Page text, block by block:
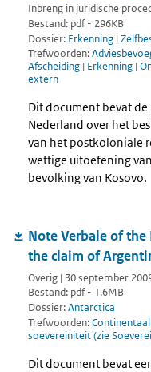
Inbreng in juridische
Bestand: pdf - 296KB
Dossier: Erkenning |
Trefwoorden:
Afscheiding | Erkenning |
extern
Dit document bevat
Nederland over het
van het postkoloniale
wettige uitoefening
bevolking van Kosovo.
Note Verbale of the
the claim of
Overig | 30 september
Bestand: pdf - 1.6MB
Dossier:Antarctica
Trefwoorden:
soevereiniteit (zie
Dit document bevat